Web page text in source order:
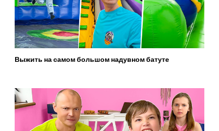
Выжить на самом большом надувном батуте